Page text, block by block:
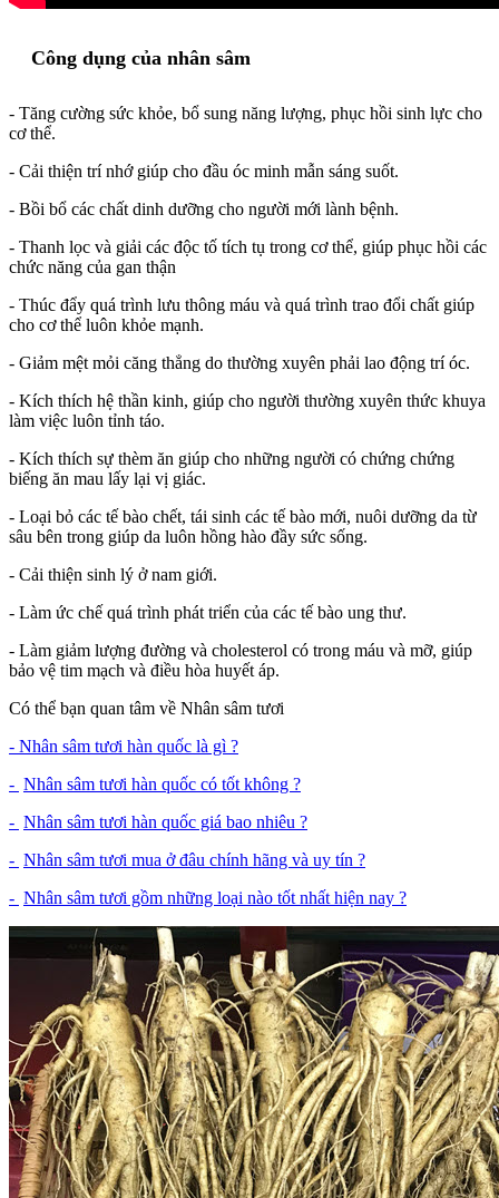
Công dụng của nhân sâm
- Tăng cường sức khỏe, bổ sung năng lượng, phục hồi sinh lực cho
cơ thể.
- Cải thiện trí nhớ giúp cho đầu óc minh mẫn sáng suốt.
- Bồi bổ các chất dinh dưỡng cho người mới lành bệnh.
- Thanh lọc và giải các độc tố tích tụ trong cơ thể, giúp phục hồi các
chức năng của gan thận
- Thúc đẩy quá trình lưu thông máu và quá trình trao đổi chất giúp
cho cơ thể luôn khỏe mạnh.
- Giảm mệt mỏi căng thẳng do thường xuyên phải lao động trí óc.
- Kích thích hệ thần kinh, giúp cho người thường xuyên thức khuya
làm việc luôn tỉnh táo.
- Kích thích sự thèm ăn giúp cho những người có chứng chứng
biếng ăn mau lấy lại vị giác.
- Loại bỏ các tế bào chết, tái sinh các tế bào mới, nuôi dưỡng da từ
sâu bên trong giúp da luôn hồng hào đầy sức sống.
- Cải thiện sinh lý ở nam giới.
- Làm ức chế quá trình phát triển của các tế bào ung thư.
- Làm giảm lượng đường và cholesterol có trong máu và mỡ, giúp
bảo vệ tim mạch và điều hòa huyết áp.
Có thể bạn quan tâm về Nhân sâm tươi
- Nhân sâm tươi hàn quốc là gì ?
- Nhân sâm tươi hàn quốc có tốt không ?
- Nhân sâm tươi hàn quốc giá bao nhiêu ?
- Nhân sâm tươi mua ở đâu chính hãng và uy tín ?
- Nhân sâm tươi gồm những loại nào tốt nhất hiện nay ?